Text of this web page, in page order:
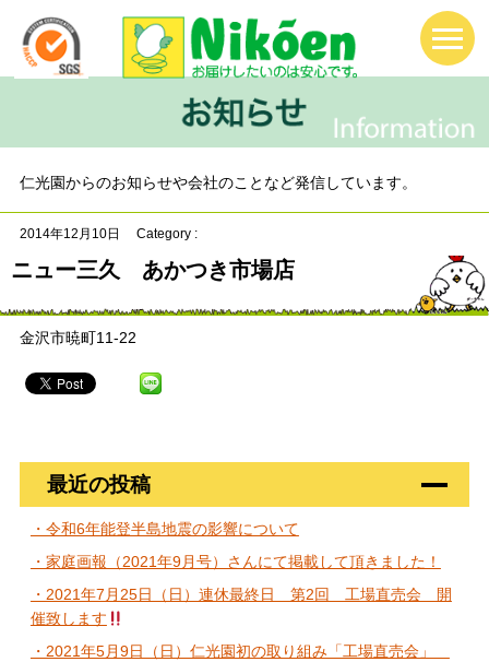
仁光園からのお知らせや会社のことなど発信しています。
2014年12月10日 Category :
ニュー三久 あかつき市場店
金沢市暁町11-22
最近の投稿
・令和6年能登半島地震の影響について
・家庭画報（2021年9月号）さんにて掲載して頂きました！
・2021年7月25日（日）連休最終日 第2回 工場直売会 開
催致します
・2021年5月9日（日）仁光園初の取り組み「工場直売会」